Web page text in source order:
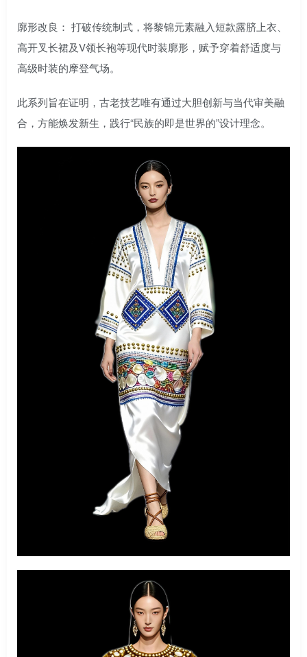
廓形改良： 打破传统制式，将黎锦元素融入短款露脐上衣、
高开叉长裙及V领长袍等现代时装廓形，赋予穿着舒适度与
高级时装的摩登气场。
此系列旨在证明，古老技艺唯有通过大胆创新与当代审美融
合，方能焕发新生，践行“民族的即是世界的”设计理念。